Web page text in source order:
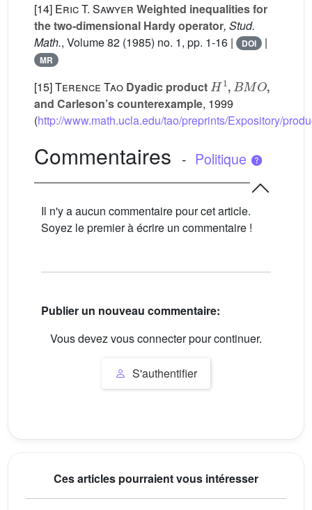
[14] Eric T. Sawyer Weighted inequalities for
the two-dimensional Hardy operator, Stud.
Math., Volume 82 (1985) no. 1, pp. 1-16 | DOI |
MR
[15]Terence Tao Dyadic product
1
,
,
and Carleson’s counterexample, 1999
(http://www.math.ucla.edu/tao/preprints/Expository/
Commentaires - Politique
Il n'y a aucun commentaire pour cet article.
Soyez le premier à écrire un commentaire !
Publier un nouveau commentaire:
Vous devez vous connecter pour continuer.
S'authentifier
Ces articles pourraient vous intéresser